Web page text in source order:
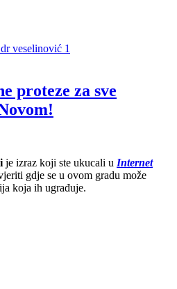
proteze za sve
je izraz koji ste ukucali u Internet
gdje se u ovom gradu može
koja ih ugrađuje.